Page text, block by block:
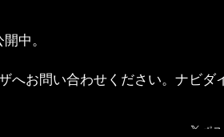
中。
へお問い合わせください。ナビダ